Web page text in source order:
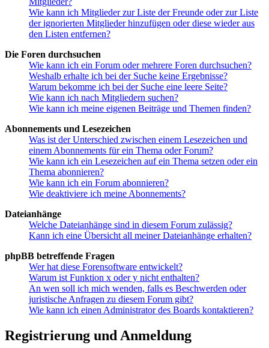
Wie kann ich Mitglieder zur Liste der Freunde oder zur Liste
der ignorierten Mitglieder hinzufügen oder diese wieder aus
den Listen entfernen?
Die Foren durchsuchen
Wie kann ich ein Forum oder mehrere Foren durchsuchen?
Weshalb erhalte ich bei der Suche keine Ergebnisse?
Warum bekomme ich bei der Suche eine leere Seite?
Wie kann ich nach Mitgliedern suchen?
Wie kann ich meine eigenen Beiträge und Themen finden?
Abonnements und Lesezeichen
Was ist der Unterschied zwischen einem Lesezeichen und
einem Abonnements für ein Thema oder Forum?
Wie kann ich ein Lesezeichen auf ein Thema setzen oder ein
Thema abonnieren?
Wie kann ich ein Forum abonnieren?
Wie deaktiviere ich meine Abonnements?
Dateianhänge
Welche Dateianhänge sind in diesem Forum zulässig?
Kann ich eine Übersicht all meiner Dateianhänge erhalten?
phpBB betreffende Fragen
Wer hat diese Forensoftware entwickelt?
Warum ist Funktion x oder y nicht enthalten?
An wen soll ich mich wenden, falls es Beschwerden oder
juristische Anfragen zu diesem Forum gibt?
Wie kann ich einen Administrator des Boards kontaktieren?
Registrierung und Anmeldung